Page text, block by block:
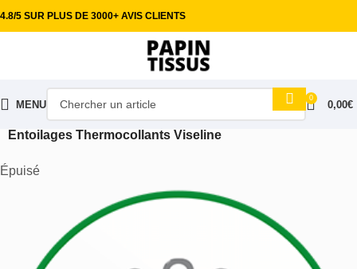
4.8/5 SUR PLUS DE 3000+ AVIS CLIENTS
MENU
0
0,00€
Entoilages Thermocollants Viseline
Épuisé